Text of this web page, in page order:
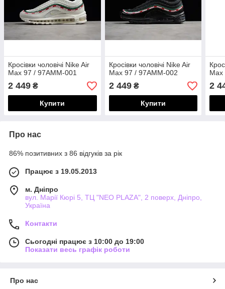
Кросівки чоловічі Nike Air
Max 97 / 97AMM-001
2 449 ₴
Купити
Кросівки чоловічі Nike Air
Max 97 / 97AMM-002
2 449₴
Купити
Max
2
Про нас
86% позитивних з 86 відгуків за рік
Працює з 19.05.2013
м. Дніпро
вул. Марії Кюрі 5, ТЦ "NEO PLAZA", 2 поверх, Дніпро,
Україна
Контакти
Сьогодні працює з 10:00 до 19:00
Показати весь графік роботи
Про нас